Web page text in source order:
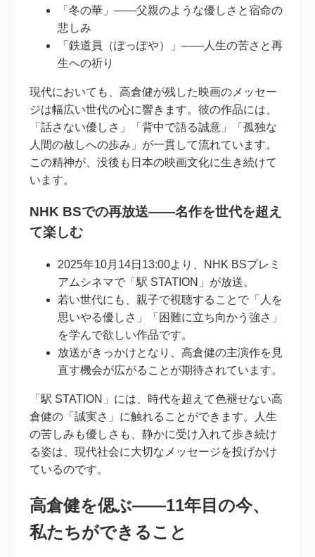
「冬の華」――父親のような優しさと宿命の
悲しみ
「鉄道員（ぽっぽや）」――人生の苦さと再
生への祈り
現代においても、高倉健が残した映画のメッセー
ジは幅広い世代の心に響きます。彼の作品には、
「話さない優しさ」「背中で語る誠意」「孤独な
人間の赦しへの歩み」が一貫して流れています。
この精神が、没後も日本の映画文化に生き続けて
います。
NHK BSでの再放送――名作を世代を超え
て楽しむ
2025年10月14日13:00より、NHK BSプレミ
アムシネマで「駅 STATION」が放送。
若い世代にも、親子で視聴することで「人を
思いやる優しさ」「困難に立ち向かう強さ」
を学んで欲しい作品です。
放送がきっかけとなり、高倉健の主演作を見
直す機会が広がることが期待されています。
「駅 STATION」には、時代を超えて色褪せない高
倉健の「誠実さ」に触れることができます。人生
の苦しみも優しさも、静かに受け入れて歩き続け
る姿は、現代社会に大切なメッセージを投げかけ
ているのです。
高倉健を偲ぶ――11年目の今、
私たちができること